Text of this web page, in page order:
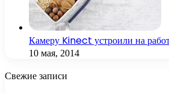
Камеру Kinect устроили на
10 мая, 2014
Свежие записи